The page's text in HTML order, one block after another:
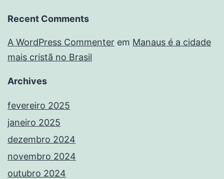
Recent Comments
A WordPress Commenter em Manaus é a cidade
mais cristã no Brasil
Archives
fevereiro 2025
janeiro 2025
dezembro 2024
novembro 2024
outubro 2024